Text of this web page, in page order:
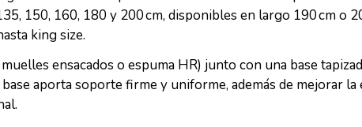
150, 160, 180 y 200 cm, disponibles en largo 190 cm o
king size.
ensacados o espuma HR) junto con una base
aporta soporte firme y uniforme, además de mejorar la